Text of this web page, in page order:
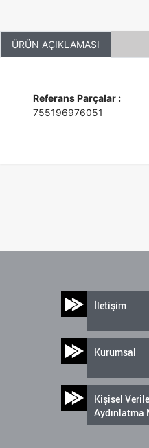
ÜRÜN AÇIKLAMASI
Referans Parçalar :
755196976051
İletişim
Kurumsal
Kişisel
Aydınlatma